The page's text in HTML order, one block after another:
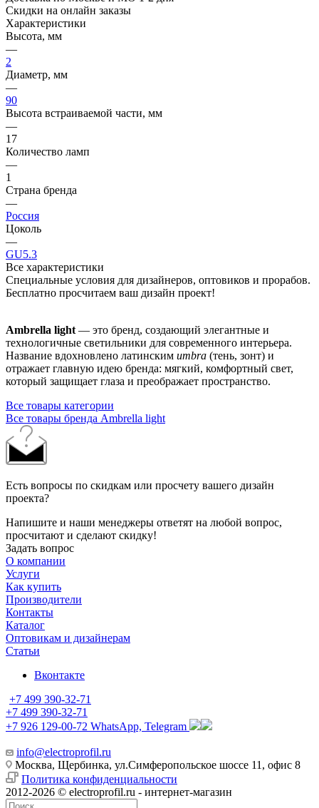
Скидки на онлайн заказы
Характеристики
Высота, мм
—
2
Диаметр, мм
—
90
Высота встраиваемой части, мм
—
17
Количество ламп
—
1
Страна бренда
—
Россия
Цоколь
—
GU5.3
Все характеристики
Специальные условия для дизайнеров, оптовиков и прорабов.
Бесплатно просчитаем ваш дизайн проект!
Ambrella light — это бренд, создающий элегантные и
технологичные светильники для современного интерьера.
Название вдохновлено латинским umbra (тень, зонт) и
отражает главную идею бренда: мягкий, комфортный свет,
который защищает глаза и преображает пространство.
Все товары категории
Все товары бренда Ambrella light
Есть вопросы по скидкам или просчету вашего дизайн
проекта?
Напишите и наши менеджеры ответят на любой вопрос,
просчитают и сделают скидку!
Задать вопрос
О компании
Услуги
Как купить
Производители
Контакты
Каталог
Оптовикам и дизайнерам
Статьи
Вконтакте
+7 499 390-32-71
+7 499 390-32-71
+7 926 129-00-72 WhatsApp, Telegram
info@electroprofil.ru
Москва, Щербинка, ул.Симферопольское шоссе 11, офис 8
Политика конфиденциальности
2012-2026 © electroprofil.ru - интернет-магазин